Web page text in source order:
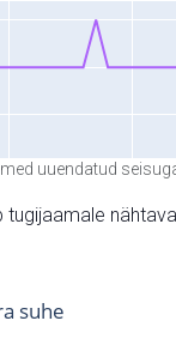
uuendatud
tugijaamale